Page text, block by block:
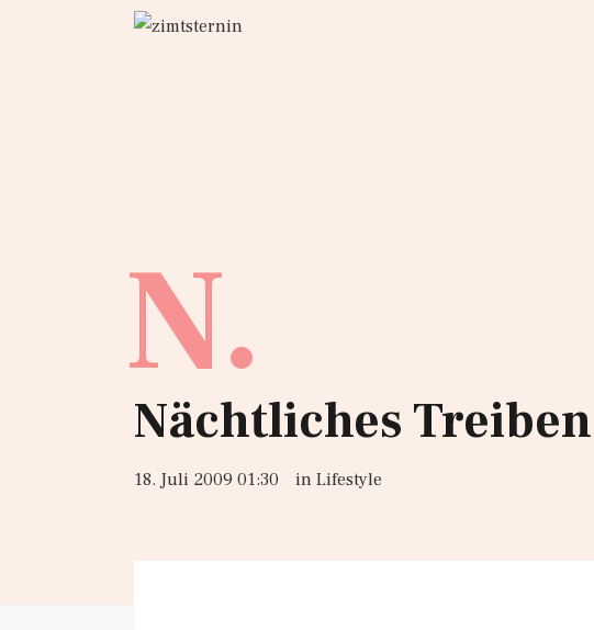
N.
Nächtliches Treiben
18. Juli 2009 01:30 in Lifestyle